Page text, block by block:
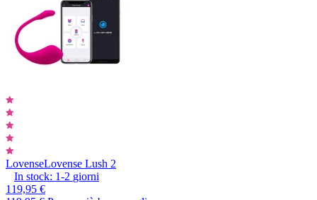
LovenseLovense Lush 2
In stock: 1-2 giorni
119,95 €